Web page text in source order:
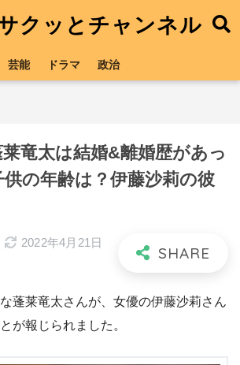
クッとチャンネル
芸能 ドラマ 政治
莱竜太は結婚&離婚歴があっ
の年齢は？伊藤沙莉の彼
2022年4月21日
蓬莱竜太さんが、女優の伊藤沙莉さん
が報じられました。